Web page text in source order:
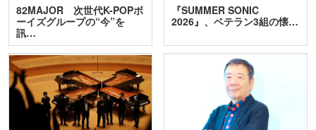
82MAJOR 次世代K-POPボ
ーイズグループの“今”を
訊…
『SUMMER SONIC
2026』、ベテラン3組の懐…